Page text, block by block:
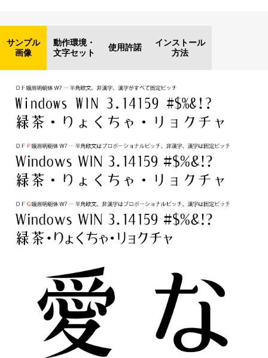
サンプル
画像
動作環境・
文字セット
使用許諾
インストール
方法